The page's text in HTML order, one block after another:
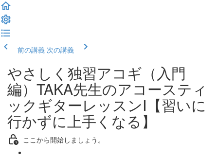
前の講義 次の講義
やさしく独習アコギ（入門
編）TAKA先生のアコースティ
ックギターレッスンⅠ【習いに
行かずに上手くなる】
ここから開始しましょう。